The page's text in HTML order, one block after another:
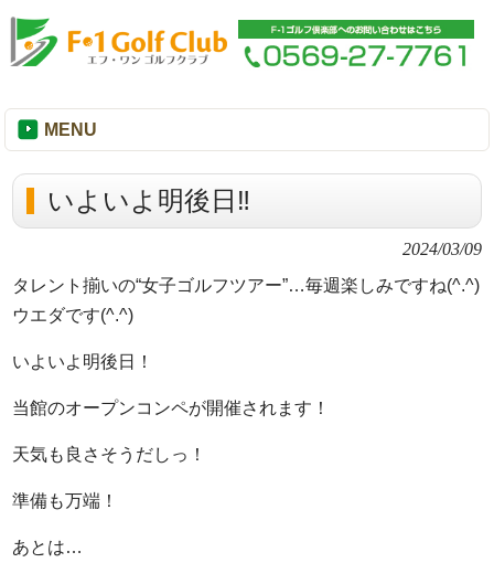
MENU
いよいよ明後日‼
2024/03/09
タレント揃いの“女子ゴルフツアー”…毎週楽しみですね(^.^)
ウエダです(^.^)
いよいよ明後日！
当館のオープンコンペが開催されます！
天気も良さそうだしっ！
準備も万端！
あとは…